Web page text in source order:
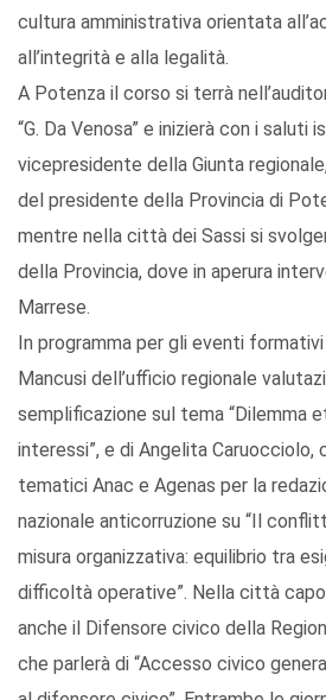
cultura amministrativa orientata
all’integrità e alla legalità.
A Potenza il corso si terrà
“G. Da Venosa” e inizierà con i saluti
vicepresidente della Giunta
del presidente della Provincia di
mentre nella città dei Sassi si
della Provincia, dove in aperura
Marrese.
In programma per gli eventi
Mancusi dell’ufficio regionale
semplificazione sul tema “Dilemma
interessi”, e di Angelita
tematici Anac e Agenas per la
nazionale anticorruzione su “Il
misura organizzativa: equilibrio tra
difficoltà operative”. Nella città
anche il Difensore civico della
che parlerà di “Accesso civico